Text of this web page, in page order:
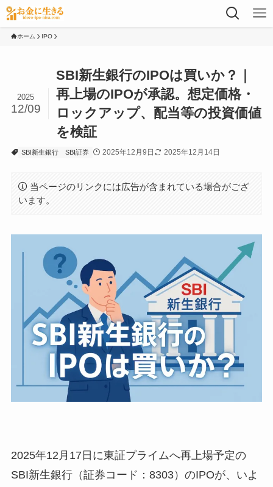
ホーム IPO
SBI新生銀行のIPOは買いか？｜
再上場のIPOが承認。想定価格・
ロックアップ、配当等の投資価値
を検証
2025
12/09
SBI新生銀行 SBI証券 2025年12月9日 2025年12月14日
当ページのリンクには広告が含まれている場合がござ
います。
2025年12月17日に東証プライムへ再上場予定の
SBI新生銀行（証券コード：8303）のIPOが、いよ